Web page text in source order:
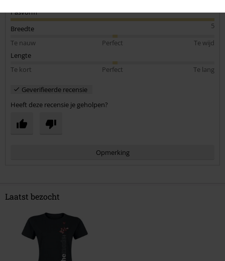
Pasvorm
5
Breedte
Te nauw
Perfect
Te wijd
Lengte
Te kort
Perfect Te lang
Geverifieerde recensie
Heeft deze recensie je geholpen?
Opmerking
Commentaar versturen
Laatst bezocht